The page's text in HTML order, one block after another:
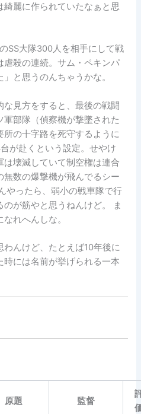
麗に作られていたなぁと思
SS大隊300人を相手にして戦
虐殺の連続。サム・ペキンパ
と思うのんちゃうかな。
見方をすると、最後の戦闘
部隊（偵察機が撃墜された
の十字路を死守するように
が赴くという設定。せやけ
は壊滅していて制空権は連合
数の爆撃機が飛んでるシー
やったら、弱小の戦車隊で行
のが筋やと思うねんけど。 ま
れへんしな。
んけど、たとえば10年後に
には名前が挙げられる一本
原題 監督